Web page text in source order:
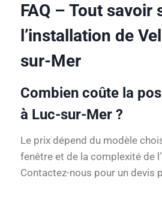
FAQ – Tout savoir
l’installation de
sur-Mer
Combien coûte la
à Luc-sur-Mer ?
Le prix dépend du modèle
fenêtre et de la complexité de
Contactez-nous pour un devis